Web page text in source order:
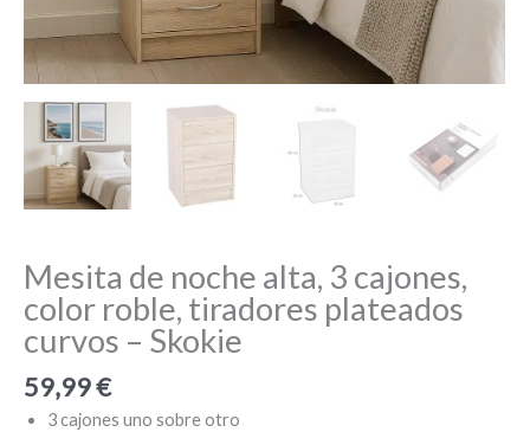
Mesita de noche alta, 3 cajones,
color roble, tiradores plateados
curvos – Skokie
59,99€
3 cajones uno sobre otro